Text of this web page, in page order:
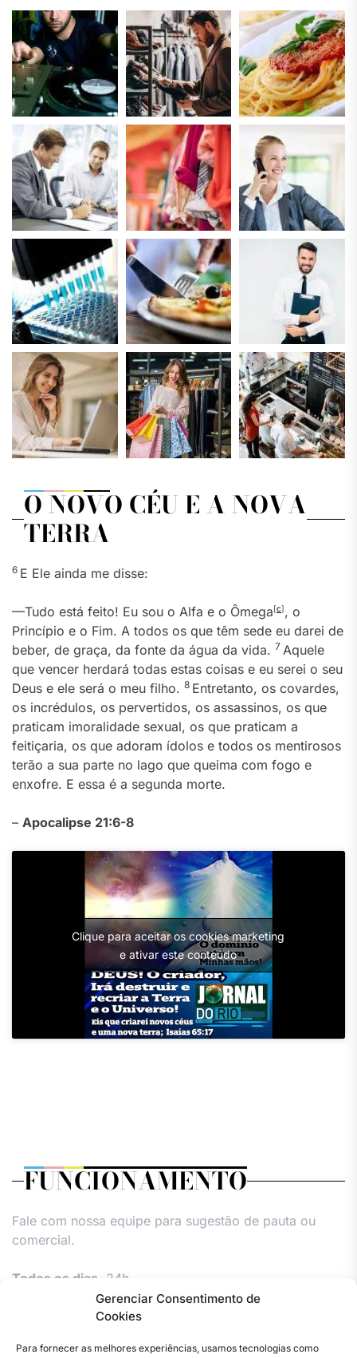
Gerenciar Consentimento de
Cookies
Para fornecer as melhores experiências, usamos tecnologias como
O NOVO CÉU E A NOVA
TERRA
6 E Ele ainda me disse:
—Tudo está feito! Eu sou o Alfa e o Ômega[c], o
Princípio e o Fim. A todos os que têm sede eu darei de
beber, de graça, da fonte da água da vida. 7 Aquele
que vencer herdará todas estas coisas e eu serei o seu
Deus e ele será o meu filho. 8 Entretanto, os covardes,
os incrédulos, os pervertidos, os assassinos, os que
praticam imoralidade sexual, os que praticam a
feitiçaria, os que adoram ídolos e todos os mentirosos
terão a sua parte no lago que queima com fogo e
enxofre. E essa é a segunda morte.
– Apocalipse 21:6-8
Clique para aceitar os cookies marketing
e ativar este conteúdo
FUNCIONAMENTO
Fale com nossa equipe para sugestão de pauta ou
comercial.
Todos os dias, 24h.